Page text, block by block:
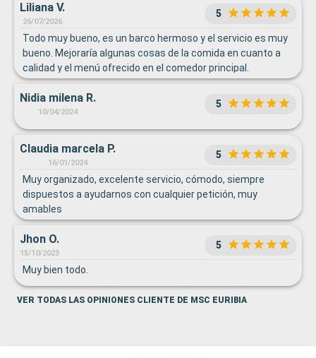
Liliana V.
26/07/2026
5
Todo muy bueno, es un barco hermoso y el servicio es muy
bueno. Mejoraría algunas cosas de la comida en cuanto a
calidad y el menú ofrecido en el comedor principal.
Nidia milena R.
10/04/2024
5
Claudia marcela P.
16/01/2024
5
Muy organizado, excelente servicio, cómodo, siempre
dispuestos a ayudarnos con cualquier petición, muy
amables
Jhon O.
15/10/2023
5
Muy bien todo.
VER TODAS LAS OPINIONES CLIENTE DE MSC EURIBIA